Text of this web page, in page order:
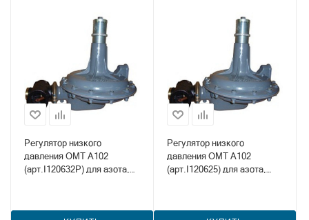
Регулятор низкого
давления OMT А102
(арт.I120632P) для азота,
Регулятор низкого
давления OMT А102
(арт.I120625) для азота,